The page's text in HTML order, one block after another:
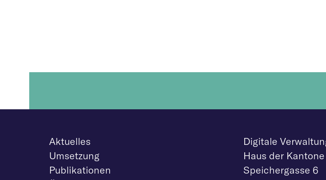
Aktuelles
Umsetzung
Publikationen
Digitale
Haus der Kantone
Speichergasse 6